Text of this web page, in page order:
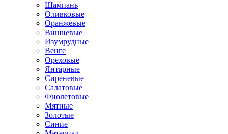
Шампань
Оливковые
Оранжевые
Вишневые
Изумрудные
Венге
Ореховые
Янтарные
Сиреневые
Салатовые
Фиолетовые
Мятные
Золотые
Синие